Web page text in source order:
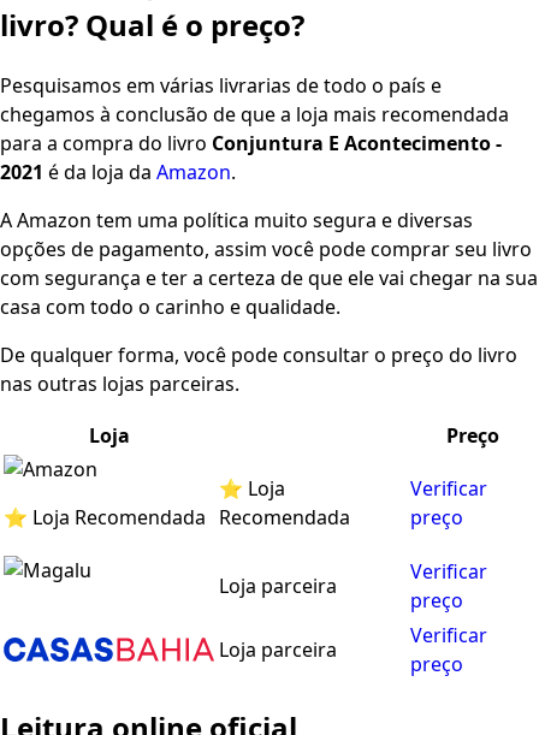
livro? Qual é o preço?
Pesquisamos em várias livrarias de todo o país e
chegamos à conclusão de que a loja mais recomendada
para a compra do livro Conjuntura E Acontecimento -
2021 é da loja da Amazon.
A Amazon tem uma política muito segura e diversas
opções de pagamento, assim você pode comprar seu livro
com segurança e ter a certeza de que ele vai chegar na sua
casa com todo o carinho e qualidade.
De qualquer forma, você pode consultar o preço do livro
nas outras lojas parceiras.
Loja
Preço
⭐ Loja Recomendada
⭐ Loja
Recomendada
Verificar
preço
Loja parceira
Verificar
preço
Loja parceira
Verificar
preço